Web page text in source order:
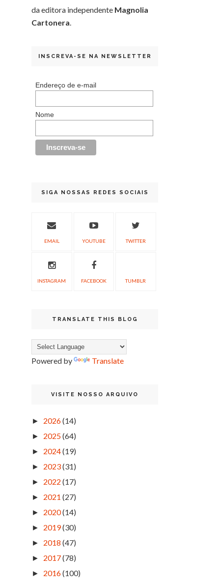
da editora independente Magnolia
Cartonera.
INSCREVA-SE NA NEWSLETTER
Endereço de e-mail
Nome
SIGA NOSSAS REDES SOCIAIS
EMAIL YOUTUBE TWITTER
INSTAGRAM FACEBOOK TUMBLR
TRANSLATE THIS BLOG
Powered by Translate
VISITE NOSSO ARQUIVO
► 2026(14)
► 2025(64)
► 2024(19)
► 2023(31)
► 2022 (17)
► 2021 (27)
► 2020(14)
► 2019(30)
► 2018 (47)
► 2017(78)
► 2016(100)